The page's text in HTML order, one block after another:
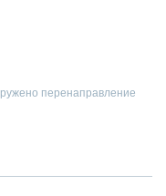
перенаправление